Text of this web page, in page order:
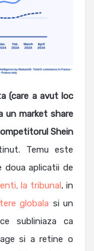
(care a avut loc
un market share
Shein
Temu este
doua aplicatii de
la tribunal, in
globala si un
subliniaza ca
si a retine o